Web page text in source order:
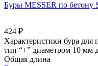
Буры MESSER по бетону
424 ₽
Характеристики бура для
тип “+” диаметром 10 мм
Общая длина